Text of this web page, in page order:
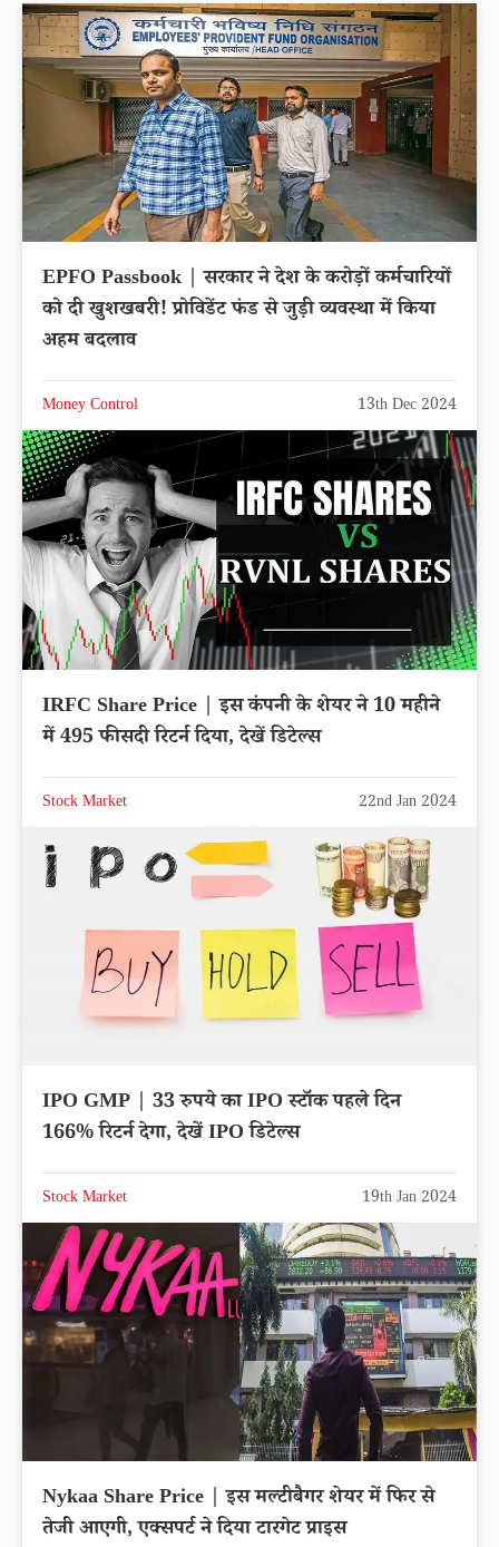
EPFO Passbook | सरकार ने देश के करोड़ों कर्मचारियों
को दी खुशखबरी! प्रोविडेंट फंड से जुड़ी व्यवस्था में किया
अहम बदलाव
Money Control 13th Dec 2024
IRFC Share Price | इस कंपनी के शेयर ने 10 महीने
में 495 फीसदी रिटर्न दिया, देखें डिटेल्स
Stock Market 22nd Jan 2024
IPO GMP | 33 रुपये का IPO स्टॉक पहले दिन
166% रिटर्न देगा, देखें IPO डिटेल्स
Stock Market 19th Jan 2024
Nykaa Share Price | इस मल्टीबैगर शेयर में फिर से
तेजी आएगी, एक्सपर्ट ने दिया टारगेट प्राइस